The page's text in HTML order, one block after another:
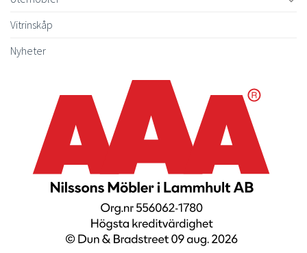
Vitrinskåp
Nyheter